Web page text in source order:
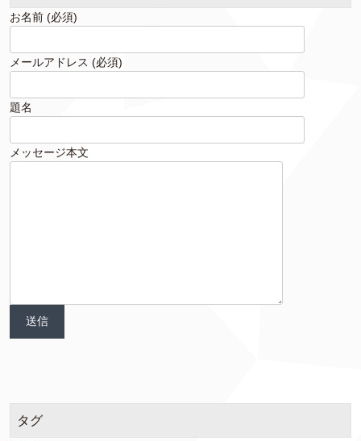
お名前 (必須)
メールアドレス (必須)
題名
メッセージ本文
タグ